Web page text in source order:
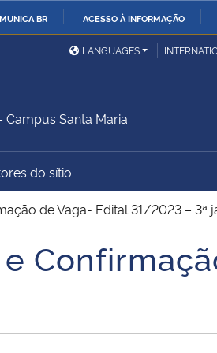
BR ACESSO À INFORMAÇÃO
Ministério das Relações
Exteriores
Controladoria-Geral da
União
Banco Central do Brasil
LANGUAGES
Santa Maria
do sítio
de Vaga- Edital 31/2023 – 3ª